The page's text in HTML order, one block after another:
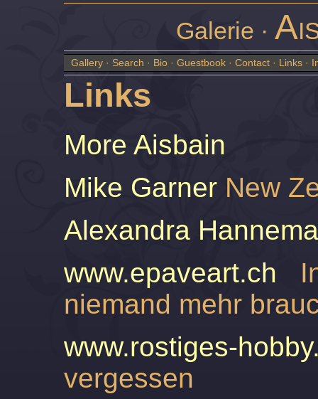
Galerie ·
Gallery · Search · Bio · Guestbook · Contact · Links ·
Links
More Aisbain
Mike Garner New
Alexandra Hannema
www.epaveart.ch
niemand mehr
www.rostiges-
vergessen